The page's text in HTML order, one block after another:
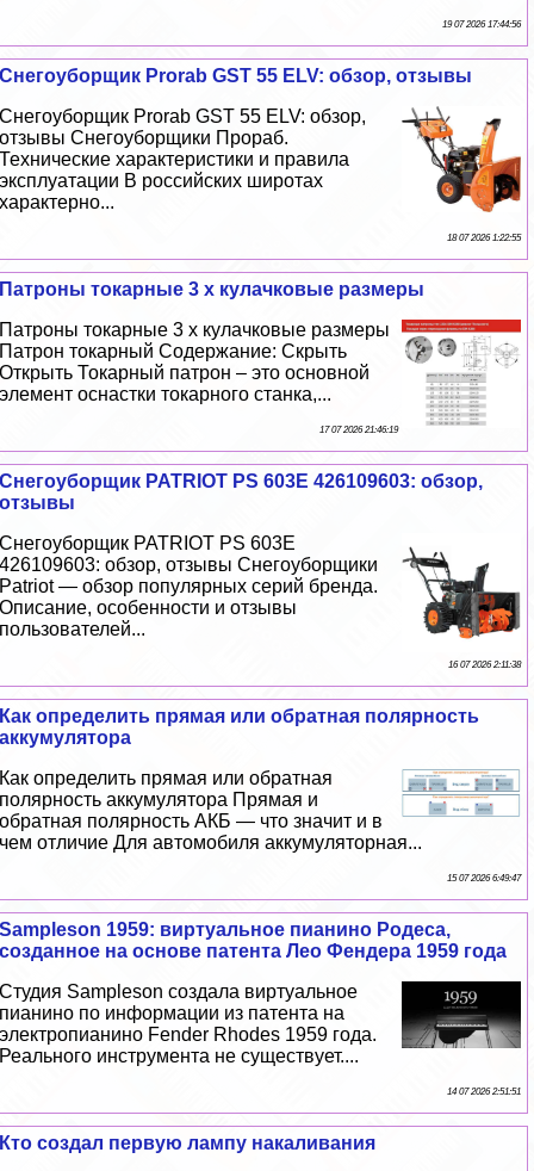
19 07 2026 17:44:56
Снегоуборщик Prorab GST 55 ELV: обзор, отзывы
Снегоуборщик Prorab GST 55 ELV: обзор,
отзывы Снегоуборщики Прораб.
Технические хаpaктеристики и правила
эксплуатации В российских широтах
хаpaктерно...
18 07 2026 1:22:55
Патроны токарные 3 х кулачковые размеры
Патроны токарные 3 х кулачковые размеры
Патрон токарный Содержание: Скрыть
Открыть Токарный патрон – это основной
элемент оснастки токарного станка,...
17 07 2026 21:46:19
Снегоуборщик PATRIOT PS 603E 426109603: обзор,
отзывы
Снегоуборщик PATRIOT PS 603E
426109603: обзор, отзывы Снегоуборщики
Patriot — обзор популярных серий бренда.
Описание, особенности и отзывы
пользователей...
16 07 2026 2:11:38
Как определить прямая или обратная полярность
аккумулятора
Как определить прямая или обратная
полярность аккумулятора Прямая и
обратная полярность АКБ — что значит и в
чем отличие Для автомобиля аккумуляторная...
15 07 2026 6:49:47
Sampleson 1959: виртуальное пианино Родеса,
созданное на основе патента Лео Фендера 1959 года
Студия Sampleson создала виртуальное
пианино по информации из патента на
электропианино Fender Rhodes 1959 года.
Реального инструмента не существует....
14 07 2026 2:51:51
Кто создал первую лампу накаливания